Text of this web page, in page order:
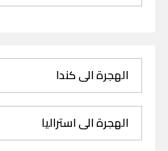
الهجرة الى كندا
الهجرة الى استراليا